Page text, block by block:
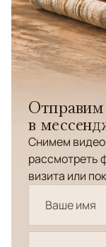
Отправим
в
Снимем
рассмотреть
визита или